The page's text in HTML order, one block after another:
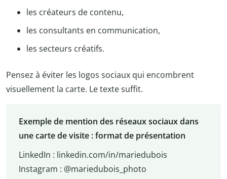
les créateurs de contenu,
les consultants en communication,
les secteurs créatifs.
Pensez à éviter les logos sociaux qui encombrent
visuellement la carte. Le texte suffit.
Exemple de mention des réseaux sociaux dans
une carte de visite : format de présentation
LinkedIn : linkedin.com/in/mariedubois
Instagram : @mariedubois_photo